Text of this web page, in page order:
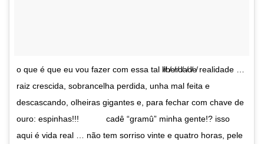
o que é que eu vou fazer com essa tal l̸i̸b̸e̸r̸d̸a̸d̸e̸ realidade …
raiz crescida, sobrancelha perdida, unha mal feita e
descascando, olheiras gigantes e, para fechar com chave de
ouro: espinhas!!! ⠀ ⠀ ⠀ cadê “gramû” minha gente!? isso
aqui é vida real … não tem sorriso vinte e quatro horas, pele